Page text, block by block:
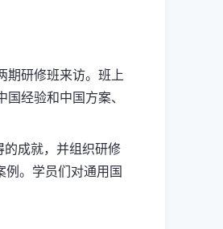
期研修班来访。班上
经验和中国方案、
成就，并组织研修
。学员们对通用国